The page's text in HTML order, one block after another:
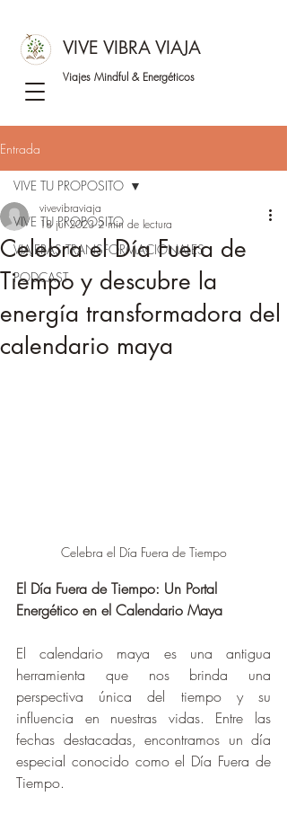
VIVE VIBRA VIAJA
Viajes Mindful & Energéticos
Entrada
VIVE TU PROPOSITO
VIAJERAS TRANSFORMACIONALES
PODCAST
VIVE TU PROPOSITO
Celebra el Día Fuera de
Tiempo y descubre la
energía transformadora del
calendario maya
vivevibraviaja
18 jul 2023 2 min de lectura
Celebra el Día Fuera de Tiempo
El Día Fuera de Tiempo: Un Portal
Energético en el Calendario Maya
El calendario maya es una antigua
herramienta que nos brinda una
perspectiva única del tiempo y su
influencia en nuestras vidas. Entre las
fechas destacadas, encontramos un día
especial conocido como el Día Fuera de
Tiempo.